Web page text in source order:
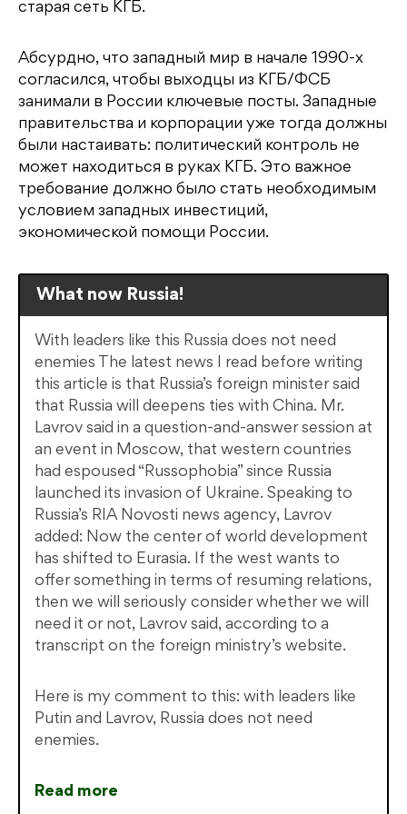
старая сеть КГБ.
Абсурдно, что западный мир в начале 1990-х
согласился, чтобы выходцы из КГБ/ФСБ
занимали в России ключевые посты. Западные
правительства и корпорации уже тогда должны
были настаивать: политический контроль не
может находиться в руках КГБ. Это важное
требование должно было стать необходимым
условием западных инвестиций,
экономической помощи России.
What now Russia!
With leaders like this Russia does not need
enemies The latest news I read before writing
this article is that Russia’s foreign minister said
that Russia will deepens ties with China. Mr.
Lavrov said in a question-and-answer session at
an event in Moscow, that western countries
had espoused “Russophobia” since Russia
launched its invasion of Ukraine. Speaking to
Russia’s RIA Novosti news agency, Lavrov
added: Now the center of world development
has shifted to Eurasia. If the west wants to
offer something in terms of resuming relations,
then we will seriously consider whether we will
need it or not, Lavrov said, according to a
transcript on the foreign ministry’s website.
Here is my comment to this: with leaders like
Putin and Lavrov, Russia does not need
enemies.
Read more